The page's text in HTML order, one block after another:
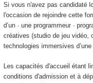
Si vous n'avez pas candidaté
l'occasion de rejoindre cette
d’un · une programmeur ·
créatives (studio de jeu vidéo,
technologies immersives
Les capacités d'accueil étant
conditions d'admission et à